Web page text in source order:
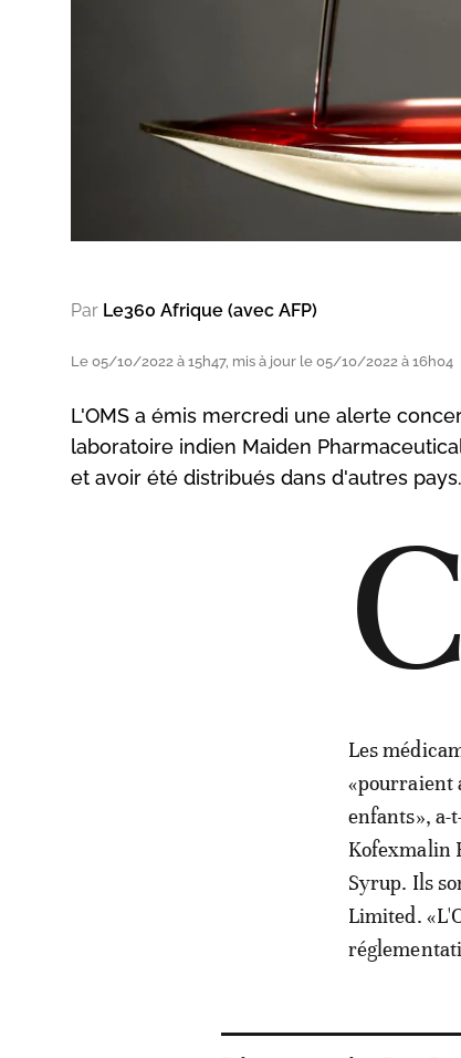
Par Le360 Afrique (avec AFP)
Le 05/10/2022 à 15h47, mis à jour le 05/10/2022 à 16h04
L'OMS a émis mercredi une alerte
laboratoire indien Maiden
et avoir été distribués dans d'autres pays.
Les
«pourraient
enfants», a-
Kofexmalin
Syrup. Ils
Limited.